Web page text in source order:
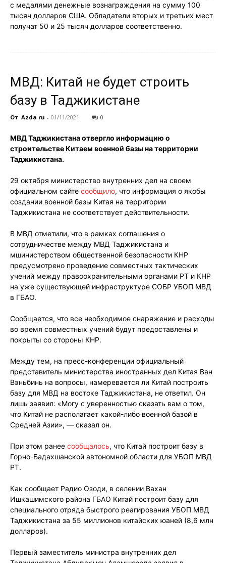
с медалями денежные вознаграждения на сумму 100
тысяч долларов США. Обладатели вторых и третьих мест
получат 50 и 25 тысяч долларов соответственно.
МВД: Китай не будет строить
базу в Таджикистане
От Azda ru - 01/11/2021 0
МВД Таджикистана отвергло информацию о
строительстве Китаем военной базы на территории
Таджикистана.
29 октября министерство внутренних дел на своем
официальном сайте сообщило, что информация о якобы
создании военной базы Китая на территории
Таджикистана не соответствует действительности.
В МВД отметили, что в рамках соглашения о
сотрудничестве между МВД Таджикистана и
мшинистерством общественной безопасности КНР
предусмотрено проведение совместных тактических
учений между правоохранительными органами РТ и КНР
на уже существующей инфраструктуре СОБР УБОП МВД
в ГБАО.
Сообщается, что все необходимое снаряжение и расходы
во время совместных учений будут предоставлены и
покрыты со стороны КНР.
Между тем, на пресс-конференции официальный
представитель министерства иностранных дел Китая Ван
Вэньбинь на вопросы, намеревается ли Китай построить
базу для МВД на востоке Таджикистана, не ответил. Он
лишь заявил: «Могу с уверенностью сказать вам о том,
что Китай не располагает какой-либо военной базой в
Средней Азии», — сказал он.
При этом ранее сообщалось, что Китай построит базу в
Горно-Бадахшанской автономной области для УБОП МВД
РТ.
Как сообщает Радио Озоди, в селении Вахан
Ишкашимского района ГБАО Китай построит базу для
специального отряда быстрого реагирования УБОП МВД
Таджикистана за 55 миллионов китайских юаней (8,6 млн
долларов).
Первый заместитель министра внутренних дел